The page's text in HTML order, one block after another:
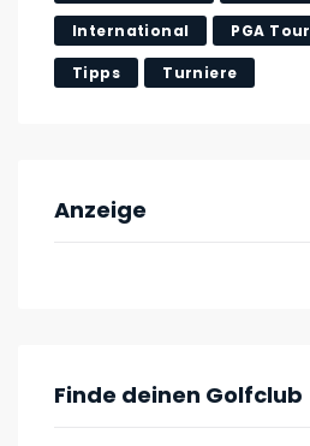
International PGA Tour
Tipps Turniere
Anzeige
Finde deinen Golfclub